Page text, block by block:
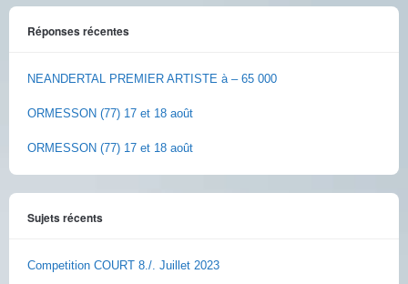
Réponses récentes
NEANDERTAL PREMIER ARTISTE à – 65 000
ORMESSON (77) 17 et 18 août
ORMESSON (77) 17 et 18 août
Sujets récents
Competition COURT 8./. Juillet 2023